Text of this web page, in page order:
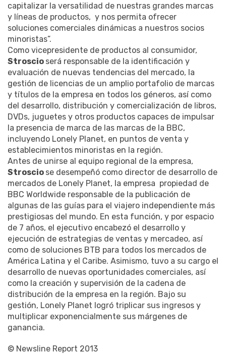
capitalizar la versatilidad de nuestras grandes marcas
y líneas de productos, y nos permita ofrecer
soluciones comerciales dinámicas a nuestros socios
minoristas”.
Como vicepresidente de productos al consumidor,
Stroscio será responsable de la identificación y
evaluación de nuevas tendencias del mercado, la
gestión de licencias de un amplio portafolio de marcas
y títulos de la empresa en todos los géneros, así como
del desarrollo, distribución y comercialización de libros,
DVDs, juguetes y otros productos capaces de impulsar
la presencia de marca de las marcas de la BBC,
incluyendo Lonely Planet, en puntos de venta y
establecimientos minoristas en la región.
Antes de unirse al equipo regional de la empresa,
Stroscio se desempeñó como director de desarrollo de
mercados de Lonely Planet, la empresa propiedad de
BBC Worldwide responsable de la publicación de
algunas de las guías para el viajero independiente más
prestigiosas del mundo. En esta función, y por espacio
de 7 años, el ejecutivo encabezó el desarrollo y
ejecución de estrategias de ventas y mercadeo, así
como de soluciones BTB para todos los mercados de
América Latina y el Caribe. Asimismo, tuvo a su cargo el
desarrollo de nuevas oportunidades comerciales, así
como la creación y supervisión de la cadena de
distribución de la empresa en la región. Bajo su
gestión, Lonely Planet logró triplicar sus ingresos y
multiplicar exponencialmente sus márgenes de
ganancia.
© Newsline Report 2013